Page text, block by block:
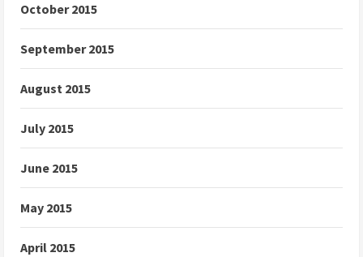
October 2015
September 2015
August 2015
July 2015
June 2015
May 2015
April 2015